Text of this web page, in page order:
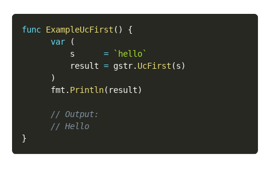
func ExampleUcFirst ( )
{
var
(
          s
=
`hello`
          result
= gstr. UcFirst (s)
)
      fmt
. Println( result)
// Output:
// Hello
}